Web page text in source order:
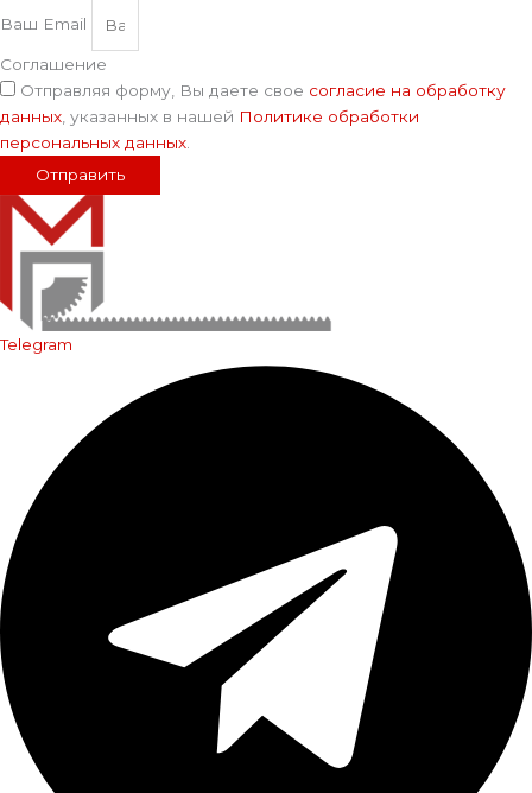
Ваш Email
Соглашение
Отправляя форму, Вы даете свое согласие на обработку
данных , указанных в нашей Политике обработки
персональных данных
Отправить
Telegram